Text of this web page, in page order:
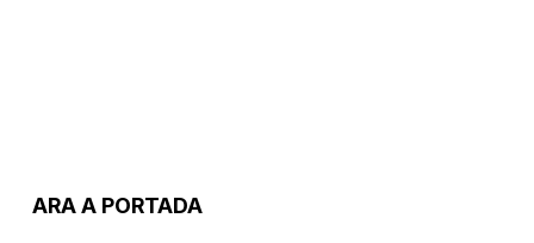
ARA A PORTADA